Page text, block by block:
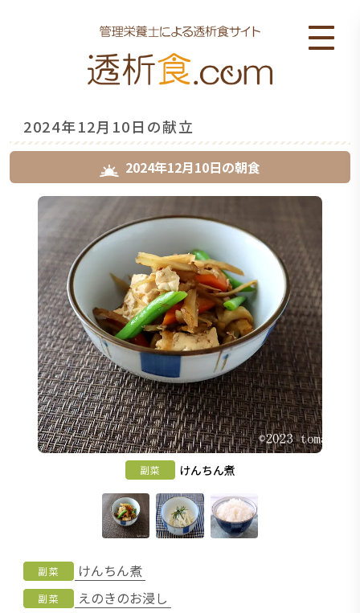
2024年12月10日の献立
2024年12月10日の朝食
副菜 けんちん煮
副菜 けんちん煮
副菜 えのきのお浸し